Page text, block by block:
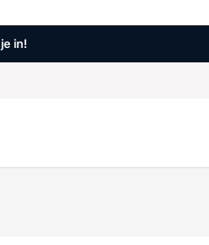
in!